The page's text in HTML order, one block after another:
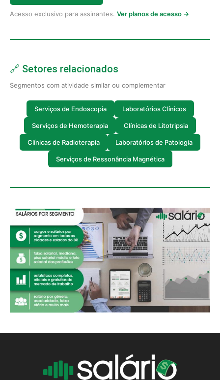
Acesso exclusivo para assinantes. Ver planos de acesso →
🔗 Setores relacionados
Segmentos com atividade similar ou complementar
Serviços de Endoscopia Laboratórios Clínicos
Serviços de Hemoterapia Clínicas de Litotripsia
Clínicas de Radioterapia Laboratórios de Patologia
Serviços de Ressonância Magnética